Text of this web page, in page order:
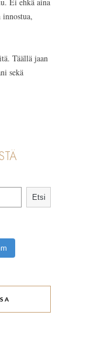
Täällä jaan
sekä
Etsi